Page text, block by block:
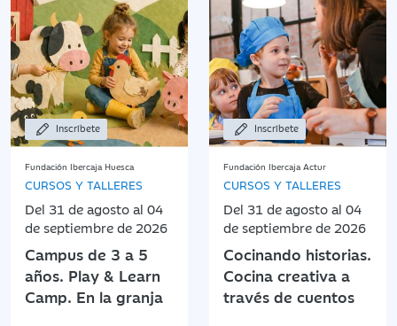
Inscríbete
Fundación Ibercaja Huesca
CURSOS Y TALLERES
Del 31 de agosto al 04
de septiembre de 2026
Campus de 3 a 5
años. Play & Learn
Camp. En la granja
Inscríbete
Fundación Ibercaja Actur
CURSOS Y TALLERES
Del 31 de agosto al 04
de septiembre de 2026
Cocinando historias.
Cocina creativa a
través de cuentos